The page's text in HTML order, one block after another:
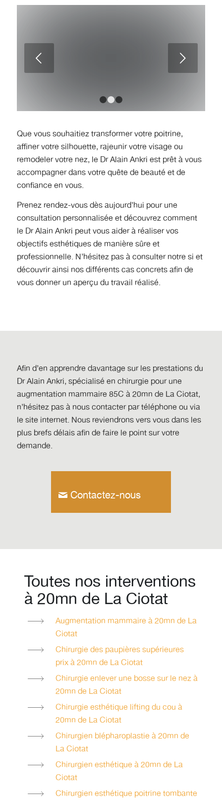
augmentation mammaire avec un
chirurgien esthétique spécialisé à
Que vous souhaitiez transformer votre poitrine,
affiner votre silhouette, rajeunir votre visage ou
remodeler votre nez, le Dr Alain Ankri est prêt à vous
accompagner dans votre quête de beauté et de
confiance en vous.
Prenez rendez-vous dès aujourd’hui pour une
consultation personnalisée et découvrez comment
le Dr Alain Ankri peut vous aider à réaliser vos
objectifs esthétiques de manière sûre et
professionnelle. N’hésitez pas à consulter notre si et
découvrir ainsi nos différents cas concrets afin de
vous donner un aperçu du travail réalisé.
Afin d’en apprendre davantage sur les prestations du
Dr Alain Ankri, spécialisé en chirurgie pour une
augmentation mammaire 85C à 20mn de La Ciotat,
n’hésitez pas à nous contacter par téléphone ou via
le site internet. Nous reviendrons vers vous dans les
plus brefs délais afin de faire le point sur votre
demande.
Contactez-nous
Toutes nos interventions
à 20mn de La Ciotat
Augmentation mammaire à 20mn de La
Ciotat
Chirurgie des paupières supérieures
prix à 20mn de La Ciotat
Chirurgie enlever une bosse sur le nez à
20mn de La Ciotat
Chirurgie esthétique lifting du cou à
20mn de La Ciotat
Chirurgien blépharoplastie à 20mn de
La Ciotat
Chirurgien esthétique à 20mn de La
Ciotat
Chirurgien esthétique poitrine tombante